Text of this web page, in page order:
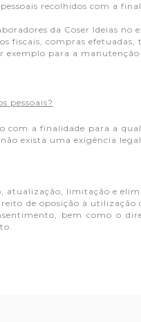
recolhidos com a
da Coser Ideias
fiscais, compras
exemplo para a
pessoais?
com a finalidade para a
exista uma exigência
limitação e
de oposição à
bem como o